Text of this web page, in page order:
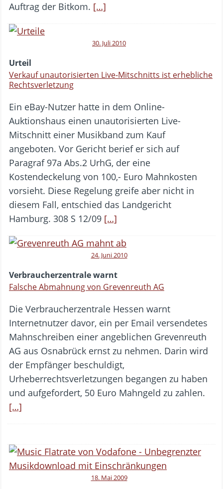
Auftrag der Bitkom. […]
30. Juli 2010
Urteil
Verkauf unautorisierten Live-Mitschnitts ist erhebliche
Rechtsverletzung
Ein eBay-Nutzer hatte in dem Online-
Auktionshaus einen unautorisierten Live-
Mitschnitt einer Musikband zum Kauf
angeboten. Vor Gericht berief er sich auf
Paragraf 97a Abs.2 UrhG, der eine
Kostendeckelung von 100,- Euro Mahnkosten
vorsieht. Diese Regelung greife aber nicht in
diesem Fall, entschied das Landgericht
Hamburg. 308 S 12/09 […]
24. Juni 2010
Verbraucherzentrale warnt
Falsche Abmahnung von Grevenreuth AG
Die Verbraucherzentrale Hessen warnt
Internetnutzer davor, ein per Email versendetes
Mahnschreiben einer angeblichen Grevenreuth
AG aus Osnabrück ernst zu nehmen. Darin wird
der Empfänger beschuldigt,
Urheberrechtsverletzungen begangen zu haben
und aufgefordert, 50 Euro Mahngeld zu zahlen.
[…]
18. Mai 2009